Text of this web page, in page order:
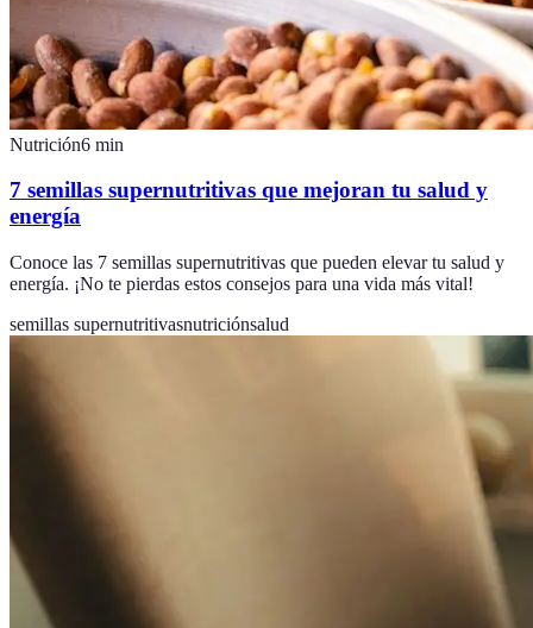
Nutrición6 min
7 semillas supernutritivas que mejoran tu salud y
energía
Conoce las 7 semillas supernutritivas que pueden elevar tu salud y
energía. ¡No te pierdas estos consejos para una vida más vital!
semillas supernutritivasnutriciónsalud